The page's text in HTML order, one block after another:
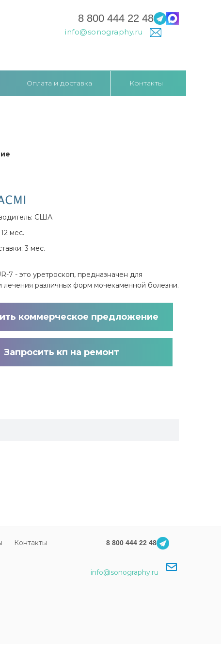
8 800 444 22 48
info@sonography.ru
Оплата и доставка Контакты
США
мес.
3 мес.
7 - это уретроскоп, предназначен для
лечения различных форм мочекаменной болезни.
коммерческое предложение
Запросить кп на ремонт
Контакты 8 800 444 22 48
info@sonography.ru